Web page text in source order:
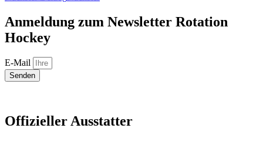
Anmeldung zum Newsletter Rotation
Hockey
E-Mail
Senden
Offizieller Ausstatter